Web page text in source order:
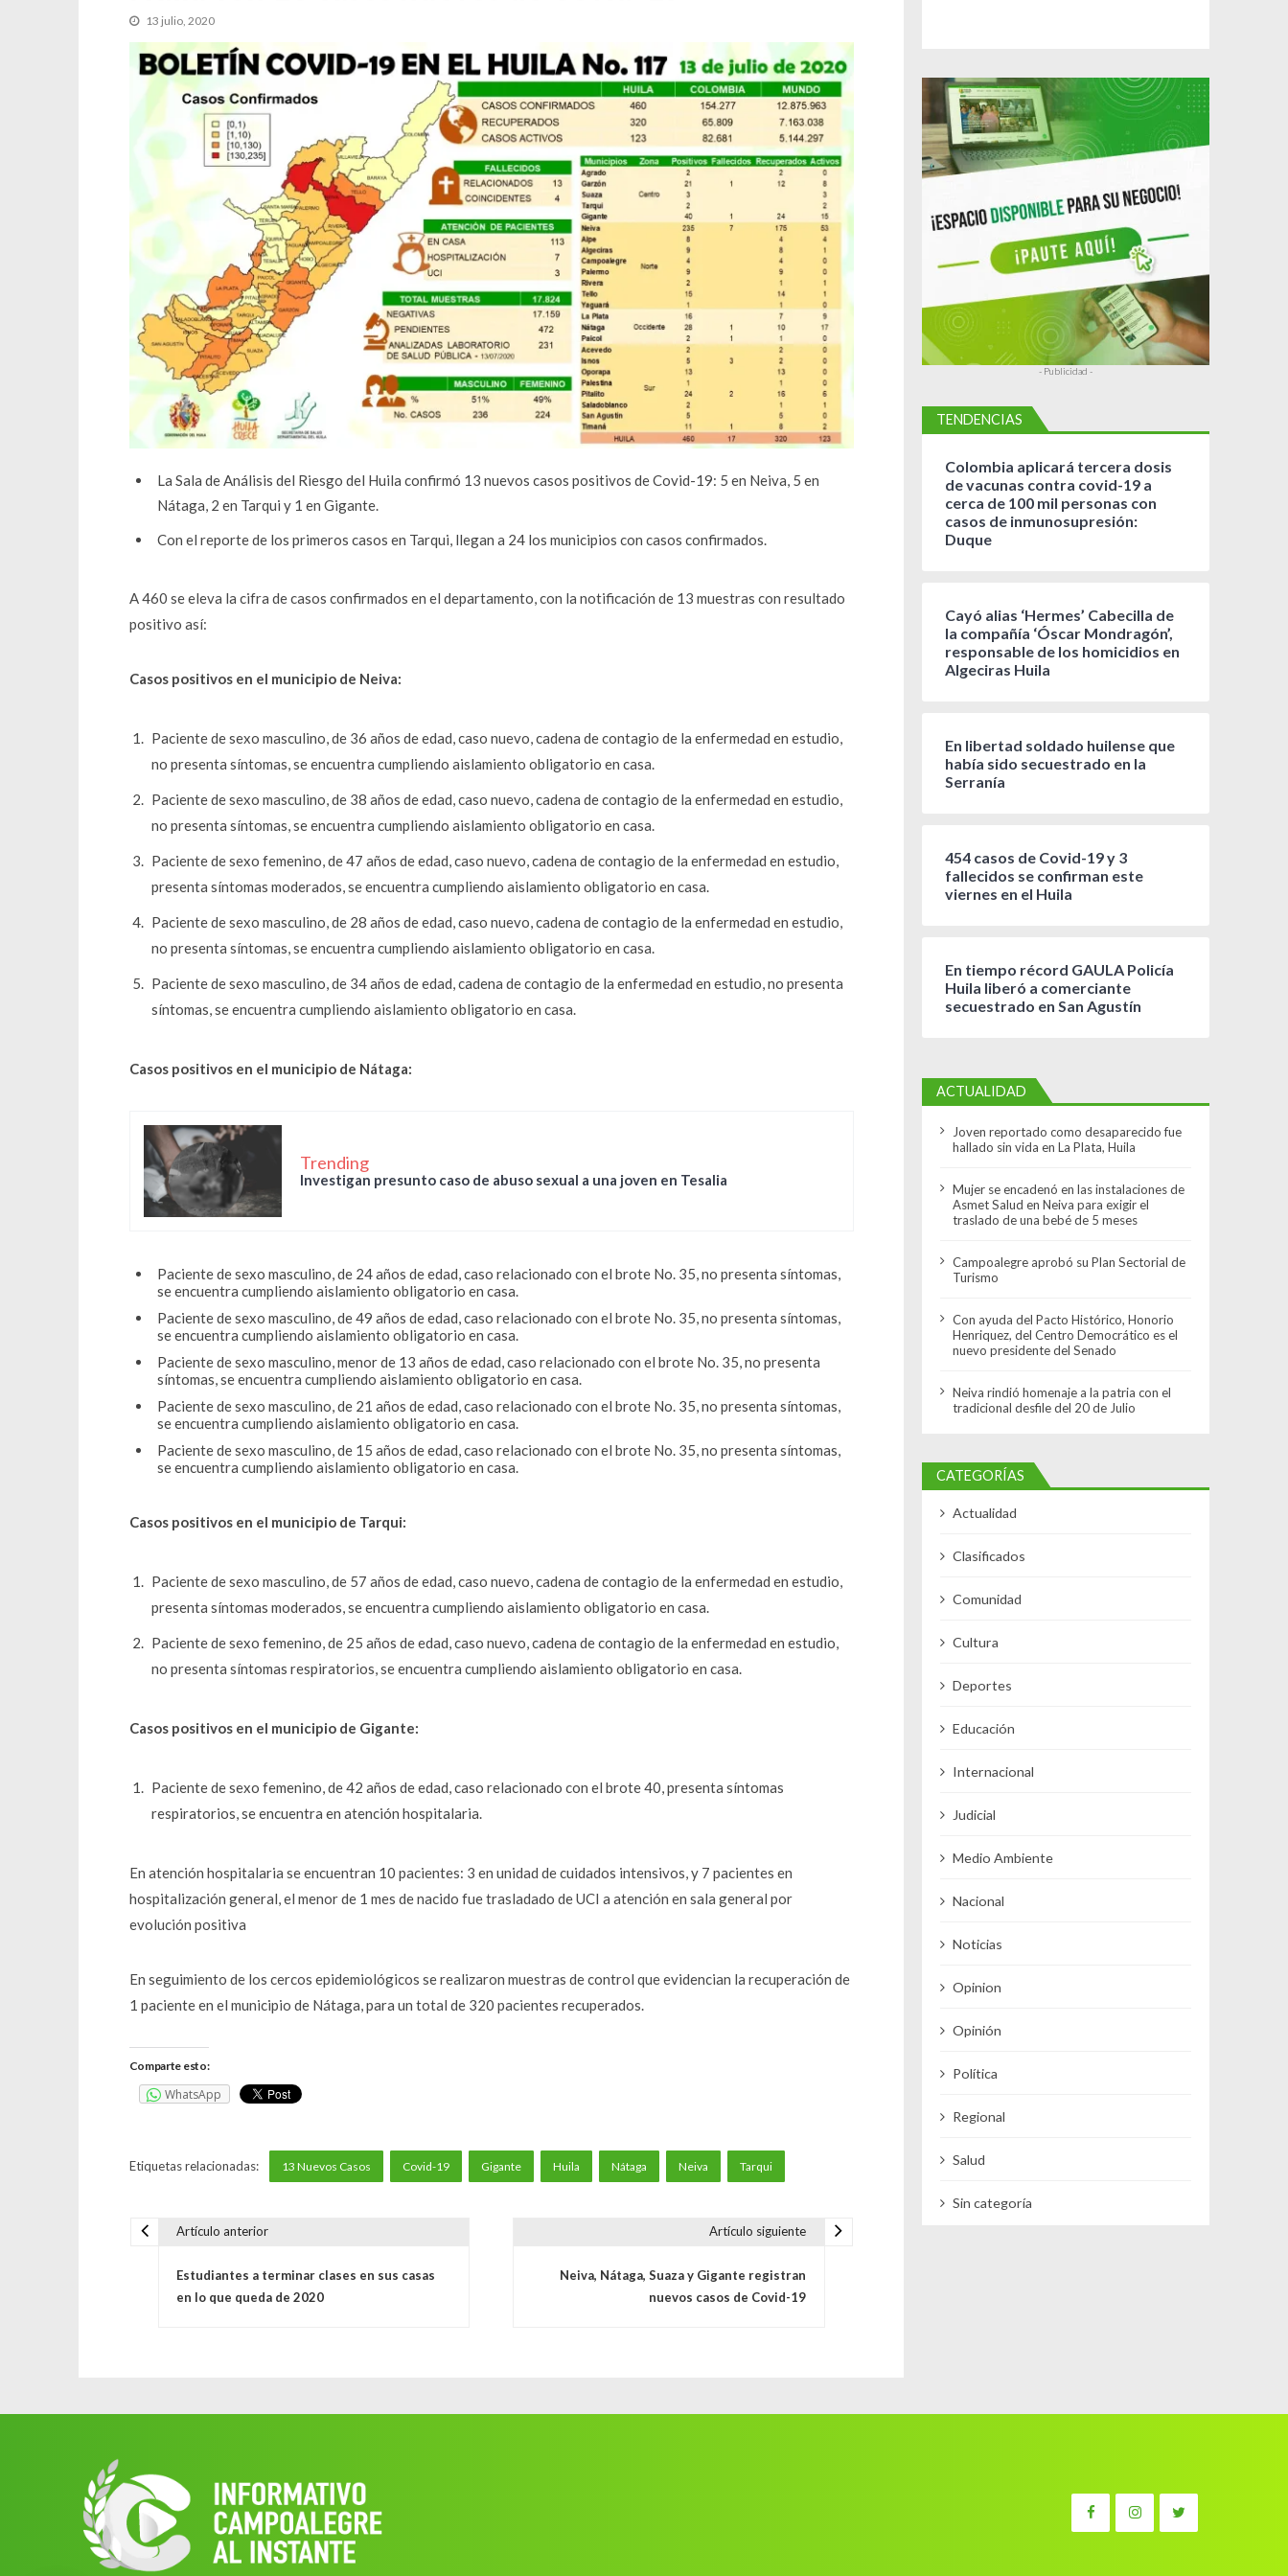
13 julio, 2020
La Sala de Análisis del Riesgo del Huila confirmó 13 nuevos casos positivos de Covid-19: 5 en Neiva, 5 en
Nátaga, 2 en Tarqui y 1 en Gigante.
Con el reporte de los primeros casos en Tarqui, llegan a 24 los municipios con casos confirmados.
A 460 se eleva la cifra de casos confirmados en el departamento, con la notificación de 13 muestras con resultado
positivo así:
Casos positivos en el municipio de Neiva:
Paciente de sexo masculino, de 36 años de edad, caso nuevo, cadena de contagio de la enfermedad en estudio,
no presenta síntomas, se encuentra cumpliendo aislamiento obligatorio en casa.
Paciente de sexo masculino, de 38 años de edad, caso nuevo, cadena de contagio de la enfermedad en estudio,
no presenta síntomas, se encuentra cumpliendo aislamiento obligatorio en casa.
Paciente de sexo femenino, de 47 años de edad, caso nuevo, cadena de contagio de la enfermedad en estudio,
presenta síntomas moderados, se encuentra cumpliendo aislamiento obligatorio en casa.
Paciente de sexo masculino, de 28 años de edad, caso nuevo, cadena de contagio de la enfermedad en estudio,
no presenta síntomas, se encuentra cumpliendo aislamiento obligatorio en casa.
Paciente de sexo masculino, de 34 años de edad, cadena de contagio de la enfermedad en estudio, no presenta
síntomas, se encuentra cumpliendo aislamiento obligatorio en casa.
Casos positivos en el municipio de Nátaga:
Trending
Investigan presunto caso de abuso sexual a una joven en Tesalia
Paciente de sexo masculino, de 24 años de edad, caso relacionado con el brote No. 35, no presenta síntomas,
se encuentra cumpliendo aislamiento obligatorio en casa.
Paciente de sexo masculino, de 49 años de edad, caso relacionado con el brote No. 35, no presenta síntomas,
se encuentra cumpliendo aislamiento obligatorio en casa.
Paciente de sexo masculino, menor de 13 años de edad, caso relacionado con el brote No. 35, no presenta
síntomas, se encuentra cumpliendo aislamiento obligatorio en casa.
Paciente de sexo masculino, de 21 años de edad, caso relacionado con el brote No. 35, no presenta síntomas,
se encuentra cumpliendo aislamiento obligatorio en casa.
Paciente de sexo masculino, de 15 años de edad, caso relacionado con el brote No. 35, no presenta síntomas,
se encuentra cumpliendo aislamiento obligatorio en casa.
Casos positivos en el municipio de Tarqui:
Paciente de sexo masculino, de 57 años de edad, caso nuevo, cadena de contagio de la enfermedad en estudio,
presenta síntomas moderados, se encuentra cumpliendo aislamiento obligatorio en casa.
Paciente de sexo femenino, de 25 años de edad, caso nuevo, cadena de contagio de la enfermedad en estudio,
no presenta síntomas respiratorios, se encuentra cumpliendo aislamiento obligatorio en casa.
Casos positivos en el municipio de Gigante:
Paciente de sexo femenino, de 42 años de edad, caso relacionado con el brote 40, presenta síntomas
respiratorios, se encuentra en atención hospitalaria.
En atención hospitalaria se encuentran 10 pacientes: 3 en unidad de cuidados intensivos, y 7 pacientes en
hospitalización general, el menor de 1 mes de nacido fue trasladado de UCI a atención en sala general por
evolución positiva
En seguimiento de los cercos epidemiológicos se realizaron muestras de control que evidencian la recuperación de
1 paciente en el municipio de Nátaga, para un total de 320 pacientes recuperados.
Comparte esto:
WhatsApp
Etiquetas relacionadas: 13 Nuevos Casos Covid-19 Gigante Huila Nátaga Neiva Tarqui
a
c
Artículo anterior
Estudiantes a terminar clases en sus casas
en lo que queda de 2020
Artículo siguiente
Neiva, Nátaga, Suaza y Gigante registran
nuevos casos de Covid-19
- Publicidad -
TENDENCIAS
Colombia aplicará tercera dosis
de vacunas contra covid-19 a
cerca de 100 mil personas con
casos de inmunosupresión:
Duque
Cayó alias ‘Hermes’ Cabecilla de
la compañía ‘Óscar Mondragón’,
responsable de los homicidios en
Algeciras Huila
En libertad soldado huilense que
había sido secuestrado en la
Serranía
454 casos de Covid-19 y 3
fallecidos se confirman este
viernes en el Huila
En tiempo récord GAULA Policía
Huila liberó a comerciante
secuestrado en San Agustín
ACTUALIDAD
Joven reportado como desaparecido fue
hallado sin vida en La Plata, Huila
Mujer se encadenó en las instalaciones de
Asmet Salud en Neiva para exigir el
traslado de una bebé de 5 meses
Campoalegre aprobó su Plan Sectorial de
Turismo
Con ayuda del Pacto Histórico, Honorio
Henriquez, del Centro Democrático es el
nuevo presidente del Senado
Neiva rindió homenaje a la patria con el
tradicional desfile del 20 de Julio
CATEGORÍAS
Actualidad
Clasificados
Comunidad
Cultura
Deportes
Educación
Internacional
Judicial
Medio Ambiente
Nacional
Noticias
Opinion
Opinión
Política
Regional
Salud
Sin categoría